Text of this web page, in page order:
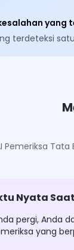
yang
terdeteksi
Pemeriksa
Nyata
pergi, Anda
yang